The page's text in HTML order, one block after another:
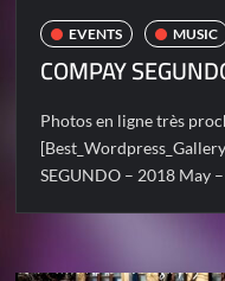
EVENTS MUSIC
COMPAY
Photos en ligne très
SEGUNDO – 2018 May